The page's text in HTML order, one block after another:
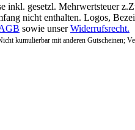
inkl. gesetzl. Mehrwertsteuer
nicht enthalten. Logos,
sowie unserWiderrufsrecht.
kumulierbar mit anderen Gutscheinen;